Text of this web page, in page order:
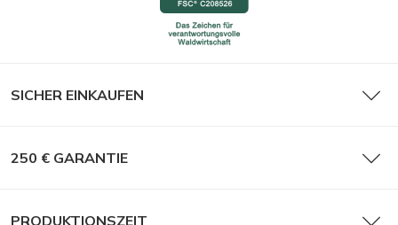
SICHER EINKAUFEN
250 € GARANTIE
PRODUKTIONSZEIT